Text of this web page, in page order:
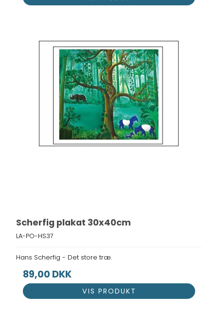
Scherfig plakat 30x40cm
LA-PO-HS37
Hans Scherfig - Det store træ.
89,00 DKK
VIS PRODUKT